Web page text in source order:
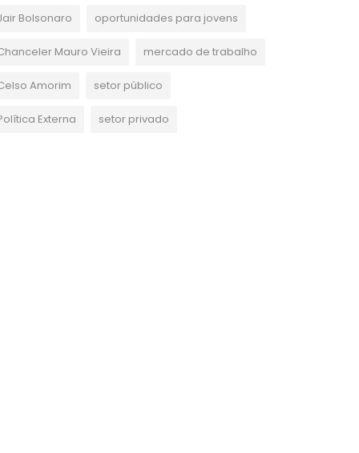
Bolsonaro oportunidades para jovens
Mauro Vieira mercado de trabalho
Amorim setor público
Externa setor privado